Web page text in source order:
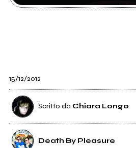
15/12/2012
Scritto da Chiara Longo
Death By Pleasure